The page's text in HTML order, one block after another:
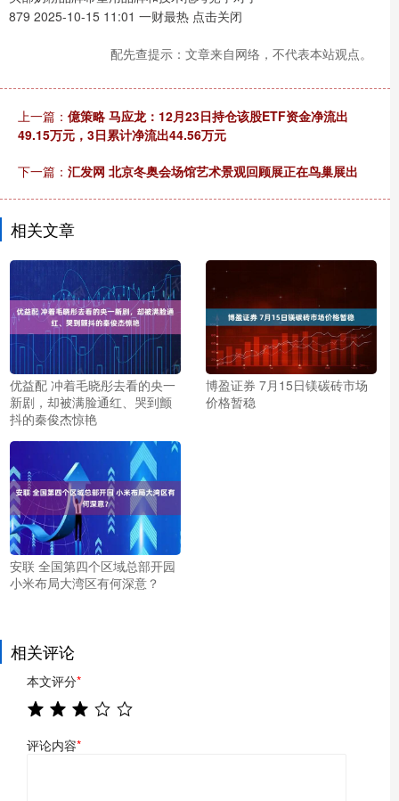
879 2025-10-15 11:01 一财最热 点击关闭
配先查提示：文章来自网络，不代表本站观点。
上一篇： 億策略 马应龙：12月23日持仓该股ETF资金净流出
49.15万元，3日累计净流出44.56万元
下一篇： 汇发网 北京冬奥会场馆艺术景观回顾展正在鸟巢展出
相关文章
优益配 冲着毛晓彤去看的央一
新剧，却被满脸通红、哭到颤
抖的秦俊杰惊艳
博盈证券 7月15日镁碳砖市场
价格暂稳
安联 全国第四个区域总部开园
小米布局大湾区有何深意？
相关评论
本文评分*
评论内容*